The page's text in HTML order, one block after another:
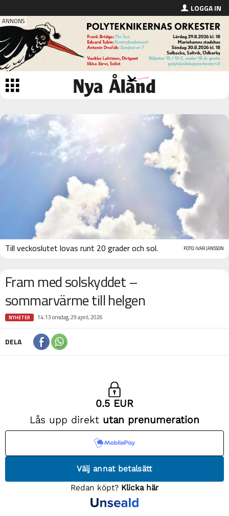
LOGGA IN
FOTO: IVAR JANSSON
Till veckoslutet lovas runt 20 grader och sol.
Fram med solskyddet –
sommarvärme till helgen
NYHETER 14:13 onsdag, 29 april, 2026
DELA